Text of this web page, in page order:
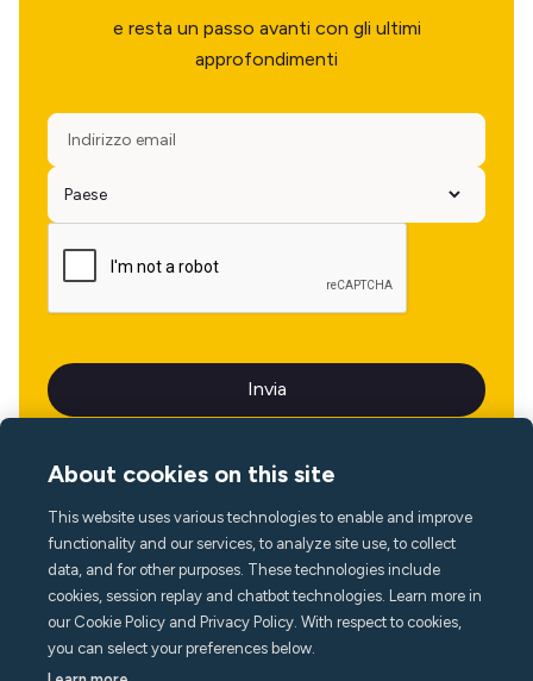
e resta un passo avanti con gli ultimi
approfondimenti
Lingua
About cookies on this site
This website uses various technologies to enable and improve
functionality and our services, to analyze site use, to collect
data, and for other purposes. These technologies include
cookies, session replay and chatbot technologies. Learn more in
our Cookie Policy and Privacy Policy. With respect to cookies,
you can select your preferences below.